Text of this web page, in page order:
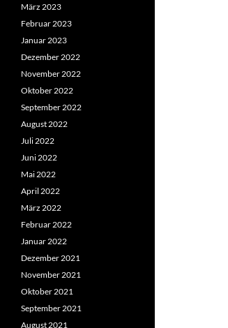
März 2023
Februar 2023
Januar 2023
Dezember 2022
November 2022
Oktober 2022
September 2022
August 2022
Juli 2022
Juni 2022
Mai 2022
April 2022
März 2022
Februar 2022
Januar 2022
Dezember 2021
November 2021
Oktober 2021
September 2021
August 2021